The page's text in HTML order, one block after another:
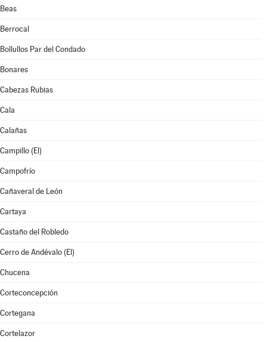
Beas
Berrocal
Bollullos Par del Condado
Bonares
Cabezas Rubias
Cala
Calañas
Campillo (El)
Campofrío
Cañaveral de León
Cartaya
Castaño del Robledo
Cerro de Andévalo (El)
Chucena
Corteconcepción
Cortegana
Cortelazor